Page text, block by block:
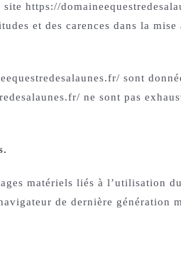
https://
et des carences dans la
sont
ne sont pas
matériels liés à l’utilisation
de dernière génération